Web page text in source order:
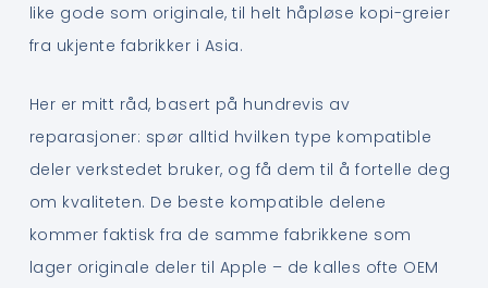
like gode som originale, til helt håpløse kopi-greier
fra ukjente fabrikker i Asia.
Her er mitt råd, basert på hundrevis av
reparasjoner: spør alltid hvilken type kompatible
deler verkstedet bruker, og få dem til å fortelle deg
om kvaliteten. De beste kompatible delene
kommer faktisk fra de samme fabrikkene som
lager originale deler til Apple – de kalles ofte OEM